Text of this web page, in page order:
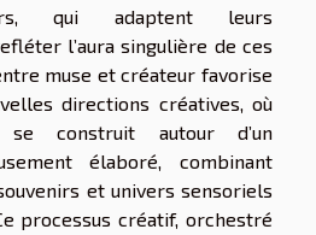
qui adaptent leurs
l’aura singulière de ces
muse et créateur favorise
directions créatives, où
se construit autour d’un
élaboré, combinant
et univers sensoriels
processus créatif, orchestré